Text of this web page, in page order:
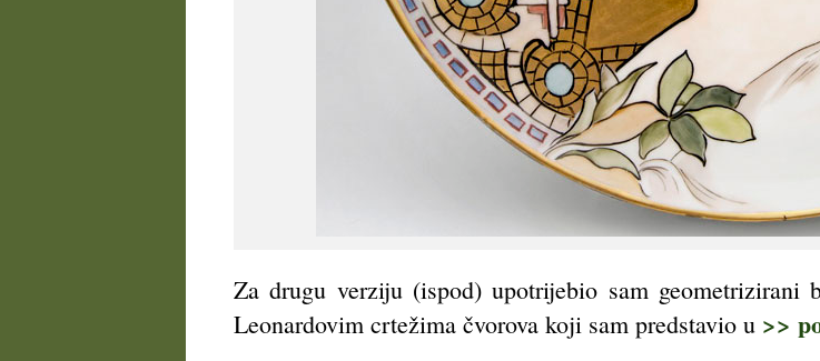
Za drugu verziju (ispod) upotrijebio sam
Leonardovim crtežima čvorova koji sam predstavio u >>